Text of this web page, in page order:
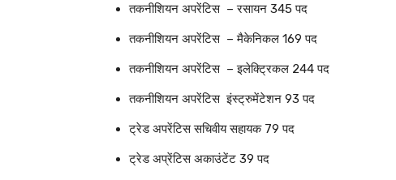
तकनीशियन अपरेंटिस – रसायन 345 पद
तकनीशियन अपरेंटिस – मैकेनिकल 169 पद
तकनीशियन अपरेंटिस – इलेक्ट्रिकल 244 पद
तकनीशियन अपरेंटिस इंस्ट्रुमेंटेशन 93 पद
ट्रेड अपरेंटिस सचिवीय सहायक 79 पद
ट्रेड अप्रेंटिस अकाउंटेंट 39 पद